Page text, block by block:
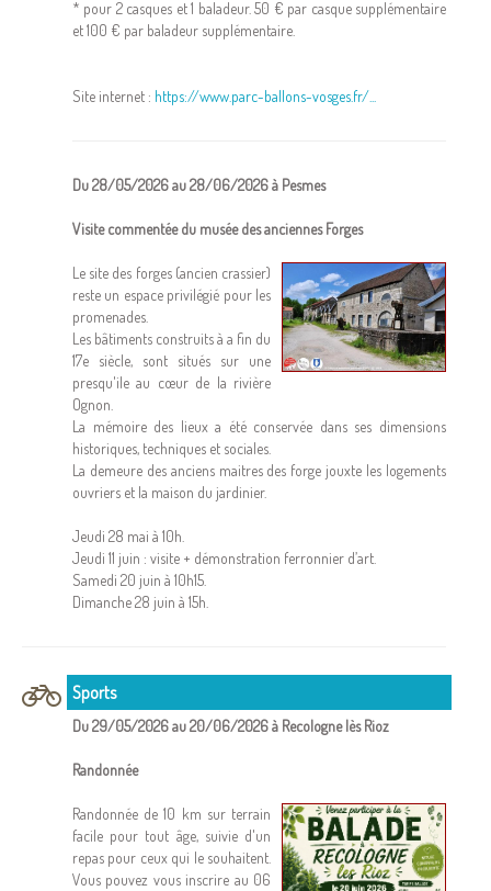
* pour 2 casques et 1 baladeur. 50 € par casque supplémentaire
et 100 € par baladeur supplémentaire.
Site internet : https://www.parc-ballons-vosges.fr/...
Du 28/05/2026 au 28/06/2026 à Pesmes
Visite commentée du musée des anciennes Forges
Le site des forges (ancien crassier)
reste un espace privilégié pour les
promenades.
Les bâtiments construits à a fin du
17e siècle, sont situés sur une
presqu'ile au cœur de la rivière
Ognon.
La mémoire des lieux a été conservée dans ses dimensions
historiques, techniques et sociales.
La demeure des anciens maitres des forge jouxte les logements
ouvriers et la maison du jardinier.
Jeudi 28 mai à 10h.
Jeudi 11 juin : visite + démonstration ferronnier d’art.
Samedi 20 juin à 10h15.
Dimanche 28 juin à 15h.
Sports
Du 29/05/2026 au 20/06/2026 à Recologne lès Rioz
Randonnée
Randonnée de 10 km sur terrain
facile pour tout âge, suivie d'un
repas pour ceux qui le souhaitent.
Vous pouvez vous inscrire au 06